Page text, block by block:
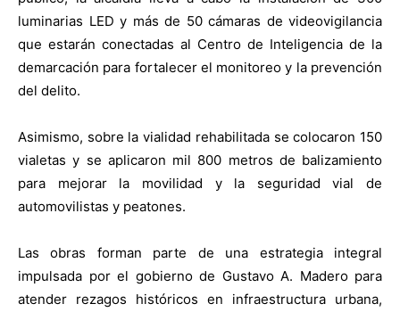
luminarias LED y más de 50 cámaras de videovigilancia
que estarán conectadas al Centro de Inteligencia de la
demarcación para fortalecer el monitoreo y la prevención
del delito.
Asimismo, sobre la vialidad rehabilitada se colocaron 150
vialetas y se aplicaron mil 800 metros de balizamiento
para mejorar la movilidad y la seguridad vial de
automovilistas y peatones.
Las obras forman parte de una estrategia integral
impulsada por el gobierno de Gustavo A. Madero para
atender rezagos históricos en infraestructura urbana,